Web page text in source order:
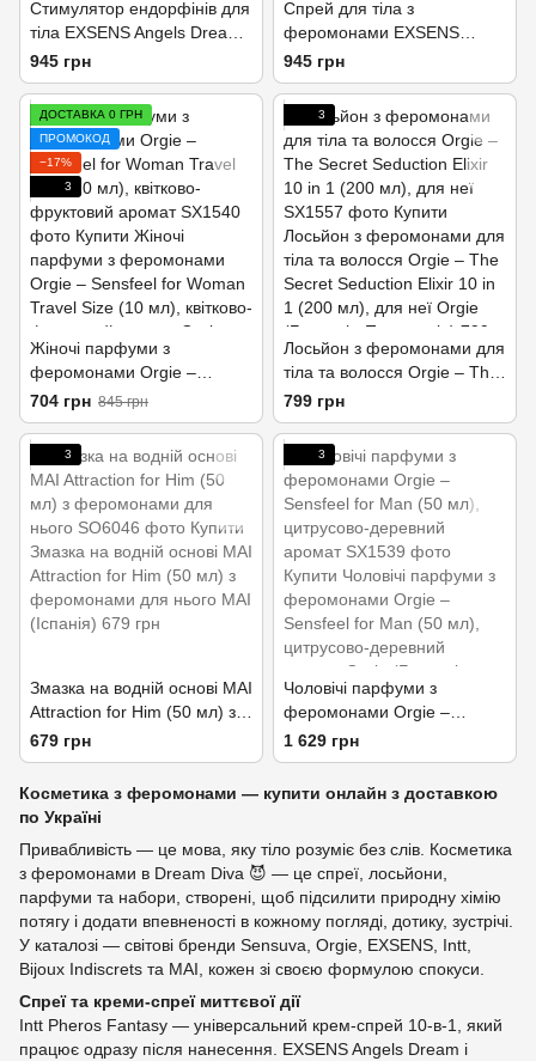
Cтимулятор ендорфінів для
тіла EXSENS Angels Dream
15 мл, щоб світитися від
щастя
945 грн
Спрей для тіла з
феромонами EXSENS
Under The Influence 15 мл,
щоб бути чарівною
945 грн
ДОСТАВКА 0 ГРН
ПРОМОКОД
−17%
3
Жіночі парфуми з
феромонами Orgie –
Sensfeel for Woman Travel
Size (10 мл), квітково-
фруктовий аромат
704 грн 845 грн
3
Лосьйон з феромонами для
тіла та волосся Orgie – The
Secret Seduction Elixir 10 in
1 (200 мл), для неї
799 грн
3
Змазка на водній основі MAI
Attraction for Him (50 мл) з
феромонами для нього
679 грн
3
Чоловічі парфуми з
феромонами Orgie –
Sensfeel for Man (50 мл),
цитрусово-деревний
1 629 грн
Косметика з феромонами — купити онлайн з доставкою
по Україні
Привабливість — це мова, яку тіло розуміє без слів. Косметика
з феромонами в Dream Diva 😈 — це спреї, лосьйони,
парфуми та набори, створені, щоб підсилити природну хімію
потягу і додати впевненості в кожному погляді, дотику, зустрічі.
У каталозі — світові бренди Sensuva, Orgie, EXSENS, Intt,
Bijoux Indiscrets та MAI, кожен зі своєю формулою спокуси.
Спреї та креми-спреї миттєвої дії
Intt Pheros Fantasy — універсальний крем-спрей 10-в-1, який
працює одразу після нанесення. EXSENS Angels Dream і